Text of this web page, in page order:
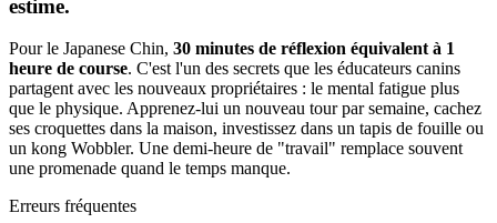
estime.
Pour le Japanese Chin, 30 minutes de réflexion équivalent à 1
heure de course. C'est l'un des secrets que les éducateurs canins
partagent avec les nouveaux propriétaires : le mental fatigue plus
que le physique. Apprenez-lui un nouveau tour par semaine, cachez
ses croquettes dans la maison, investissez dans un tapis de fouille ou
un kong Wobbler. Une demi-heure de "travail" remplace souvent
une promenade quand le temps manque.
Erreurs fréquentes